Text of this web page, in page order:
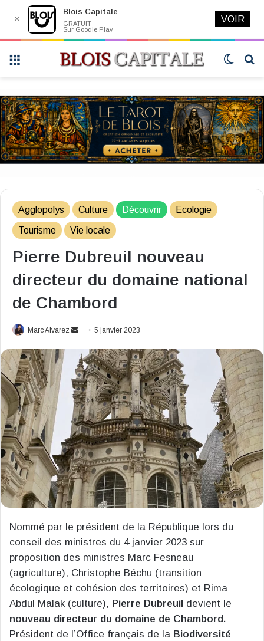
Switch
Agglopolys Culture Découvrir Ecologie
Tourisme Vie locale
Pierre Dubreuil nouveau
directeur du domaine national
de Chambord
Marc Alvarez
Envoyer
courriel
5 janvier 2023
Nommé par le président de la République lors du
conseil des ministres du 4 janvier 2023 sur
proposition des ministres Marc Fesneau
(agriculture), Christophe Béchu (transition
écologique et cohésion des territoires) et Rima
Abdul Malak (culture), Pierre Dubreuil devient le
nouveau directeur du domaine de Chambord.
Président de l’Office français de la Biodiversité
✕
Blois Capitale
GRATUIT
Sur Google Play
VOIR